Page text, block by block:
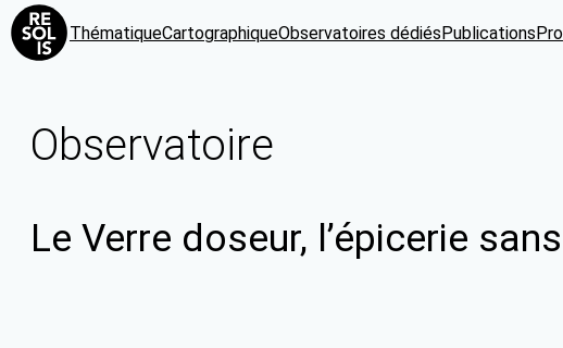
ThématiqueCartographiqueObservatoires dédiésPublications
Observatoire
Le Verre doseur, l’épicerie